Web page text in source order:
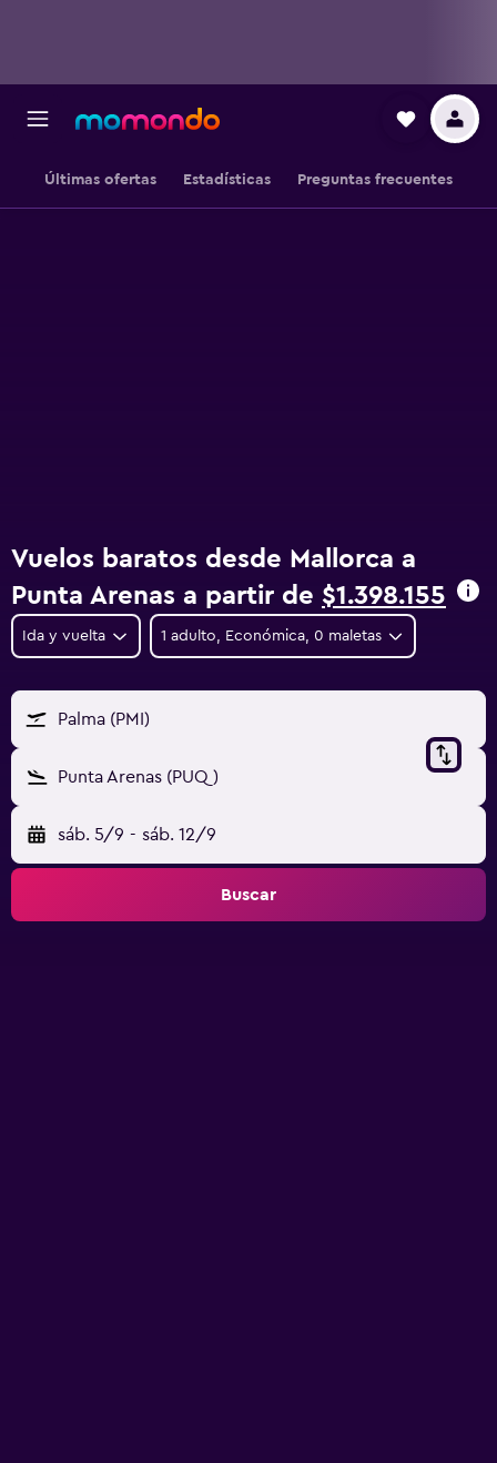
Últimas ofertas Estadísticas Preguntas frecuentes
Vuelos baratos desde Mallorca a
Punta Arenas a partir de $1.398.155
Ida y vuelta 1 adulto, Económica, 0 maletas
Palma (PMI)
Punta Arenas (PUQ)
sáb. 5/9 - sáb. 12/9
Buscar